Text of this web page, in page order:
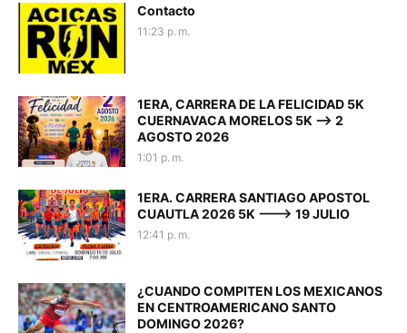
Contacto
11:23 p. m.
1ERA, CARRERA DE LA FELICIDAD 5K
CUERNAVACA MORELOS 5K --> 2
AGOSTO 2026
1:01 p. m.
1ERA. CARRERA SANTIAGO APOSTOL
CUAUTLA 2026 5K ---> 19 JULIO
12:41 p. m.
¿CUANDO COMPITEN LOS MEXICANOS
EN CENTROAMERICANO SANTO
DOMINGO 2026?